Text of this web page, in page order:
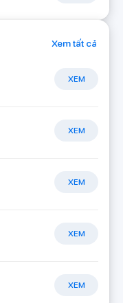
Xem tất cả
XEM
XEM
XEM
XEM
XEM